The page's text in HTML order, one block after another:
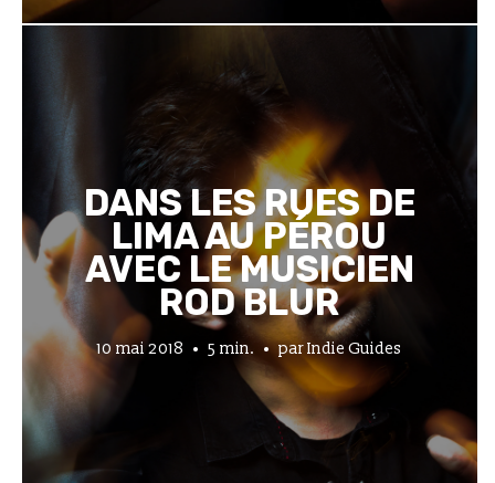
DANS LES RUES DE
LIMA AU PÉROU
AVEC LE MUSICIEN
ROD BLUR
10 mai 2018 5 min. parIndie Guides